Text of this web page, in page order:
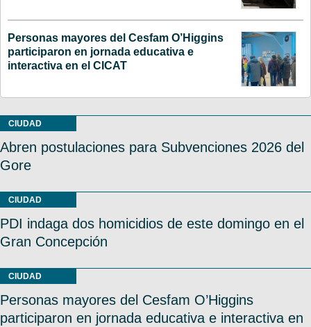
Personas mayores del Cesfam O’Higgins
participaron en jornada educativa e
interactiva en el CICAT
CIUDAD
Abren postulaciones para Subvenciones 2026 del
Gore
CIUDAD
PDI indaga dos homicidios de este domingo en el
Gran Concepción
CIUDAD
Personas mayores del Cesfam O’Higgins
participaron en jornada educativa e interactiva en